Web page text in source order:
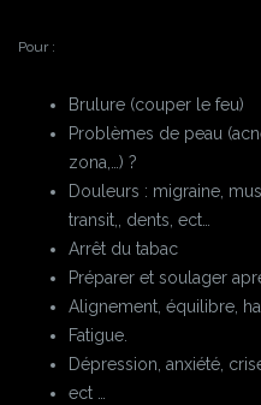
Pour :
Brulure (couper le feu)
Problèmes de peau
zona,…) ?
Douleurs : migraine,
transit,, dents, ect…
Arrêt du tabac
Préparer et soulager
Alignement, équilibre,
Fatigue.
Dépression, anxiété,
ect …